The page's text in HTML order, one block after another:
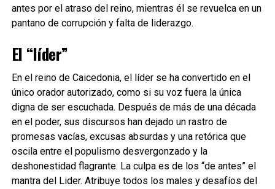
antes por el atraso del reino, mientras él se revuelca en un
pantano de corrupción y falta de liderazgo.
El “líder”
En el reino de Caicedonia, el líder se ha convertido en el
único orador autorizado, como si su voz fuera la única
digna de ser escuchada. Después de más de una década
en el poder, sus discursos han dejado un rastro de
promesas vacías, excusas absurdas y una retórica que
oscila entre el populismo desvergonzado y la
deshonestidad flagrante. La culpa es de los “de antes” el
mantra del Lider. Atribuye todos los males y desafíos del